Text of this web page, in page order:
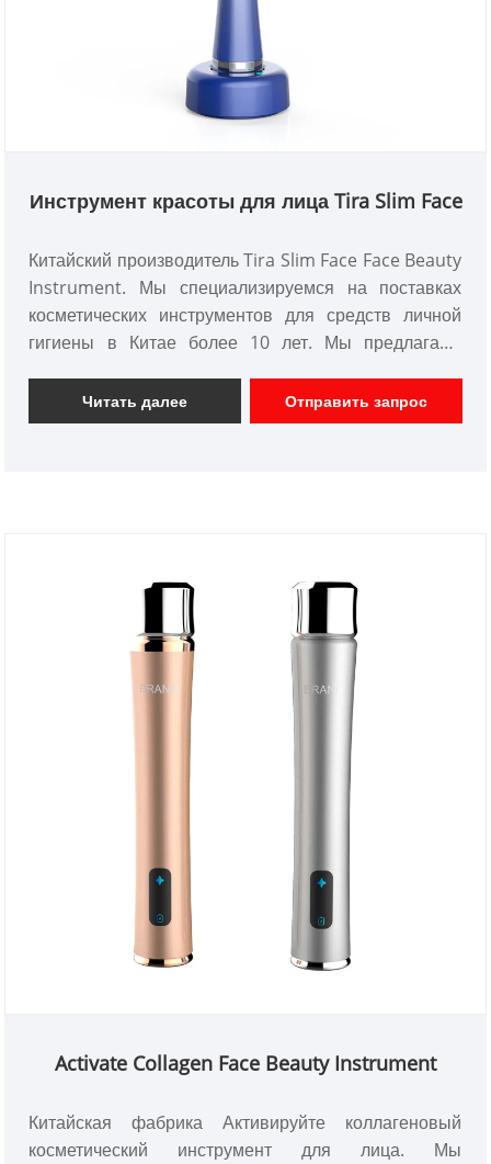
Инструмент красоты для лица Tira Slim Face
Китайский производитель Tira Slim Face Face Beauty
Instrument. Мы специализируемся на поставках
косметических инструментов для средств личной
гигиены в Китае более 10 лет. Мы предлагаем
домашнего использования с различными
функциями дизайна и имеем хорошую команду
Читать далее Отправить запрос
Activate Collagen Face Beauty Instrument
Китайская фабрика Активируйте коллагеновый
косметический инструмент для лица. Мы